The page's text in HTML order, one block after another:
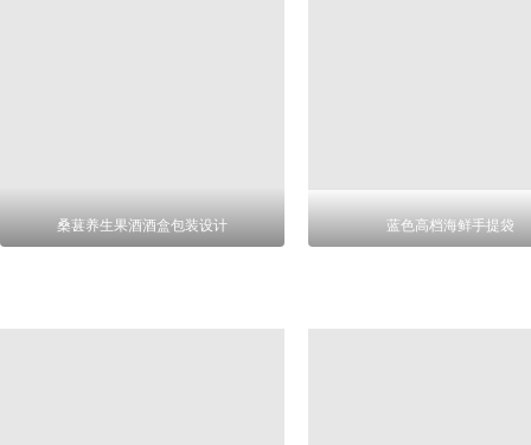
桑葚养生果酒酒盒包装设计 蓝色高档海鲜手提袋